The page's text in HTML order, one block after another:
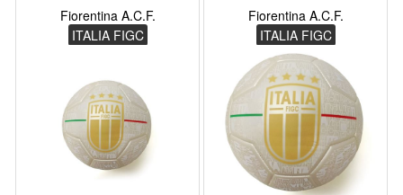
Fiorentina A.C.F.
ITALIA FIGC
Fiorentina A.C.F.
ITALIA FIGC